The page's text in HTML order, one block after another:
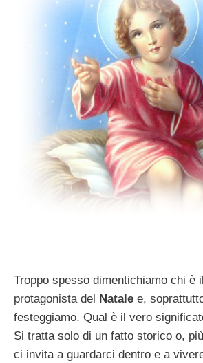
Troppo spesso dimentichiamo chi è
protagonista del
Natale e,
festeggiamo. Qual è il vero
Si tratta solo di un fatto storico o,
ci invita a guardarci dentro e a